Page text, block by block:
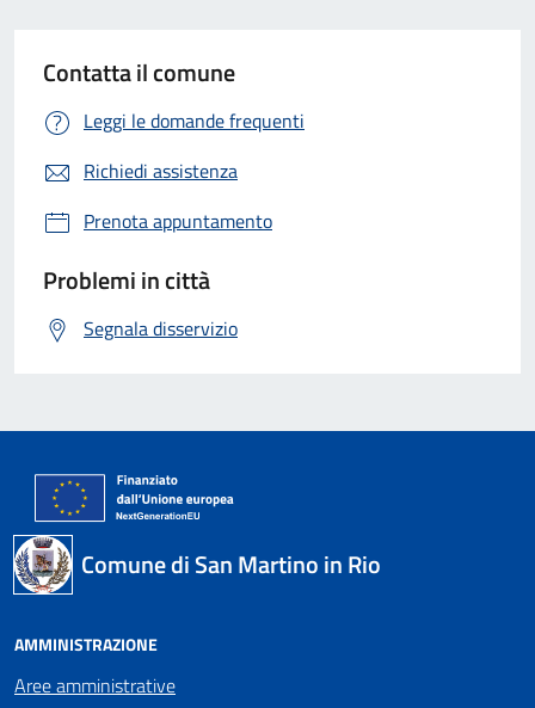
Contatta il comune
Leggi le domande frequenti
Richiedi assistenza
Prenota appuntamento
Problemi in città
Segnala disservizio
Comune di San Martino in Rio
AMMINISTRAZIONE
Aree amministrative